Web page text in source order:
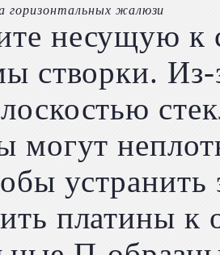
горизонтальных жалюзи
несущую к
створки.
могут
устранить
платины к